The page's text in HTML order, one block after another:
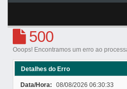
500
Ooops! Encontramos um erro ao
Detalhes do Erro
Data/Hora:
08/08/2026 06:30:33